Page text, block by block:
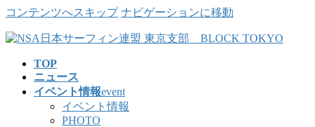
コンテンツへスキップ ナビゲーションに移動
TOP
ニュース
イベント情報event
イベント情報
PHOTO